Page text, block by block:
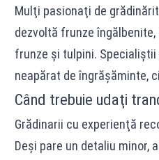
Mulţi pasionaţi de
dezvoltă frunze
frunze şi tulpini.
neapărat de îngrăşăminte,
Când trebuie udaţi
Grădinarii cu experienţă
Deşi pare un detaliu